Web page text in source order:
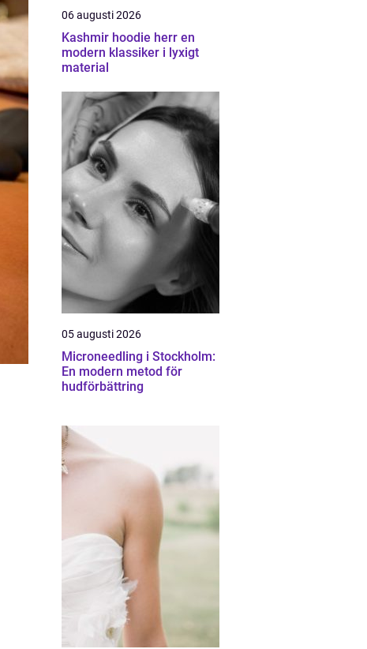
06 augusti 2026
Kashmir hoodie herr en
modern klassiker i lyxigt
material
05 augusti 2026
Microneedling i Stockholm:
En modern metod för
hudförbättring